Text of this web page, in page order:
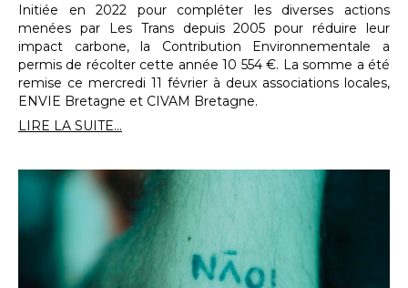
Initiée en 2022 pour compléter les diverses actions
menées par Les Trans depuis 2005 pour réduire leur
impact carbone, la Contribution Environnementale a
permis de récolter cette année 10 554 €. La somme a été
remise ce mercredi 11 février à deux associations locales,
ENVIE Bretagne et CIVAM Bretagne.
LIRE LA SUITE...